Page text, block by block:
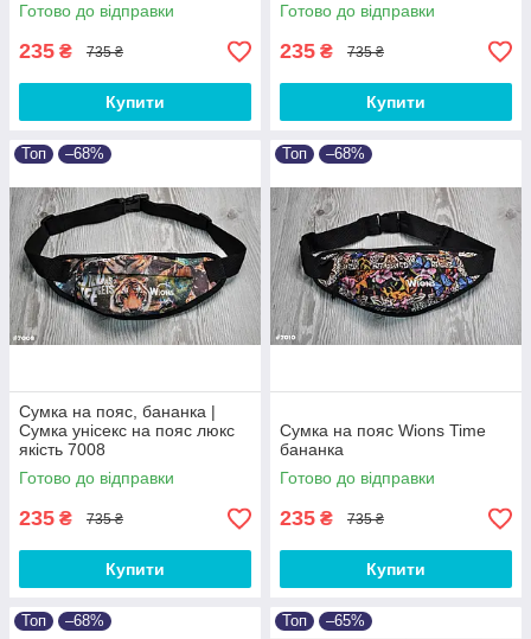
Готово до відправки
235 ₴ 735 ₴
Купити
Готово до відправки
235 ₴ 735 ₴
Купити
Топ –68%
Сумка на пояс, бананка |
Сумка унісекс на пояс люкс
якість 7008
Готово до відправки
235 ₴ 735 ₴
Купити
Топ –68%
Сумка на пояс Wions Time
бананка
Готово до відправки
235 ₴ 735 ₴
Купити
Топ –68% Топ –65%